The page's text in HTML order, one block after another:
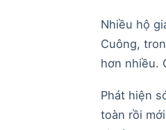
Nhiều hộ
Cuông,
hơn nhiều.
Phát hiện
toàn rồi